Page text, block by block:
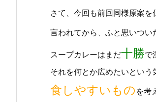
さて、今回も前回同様原案を
言われてから、ふと思いつい
スープカレーはまだ十勝で
それを何とか広めたいという
食しやすいもの を考